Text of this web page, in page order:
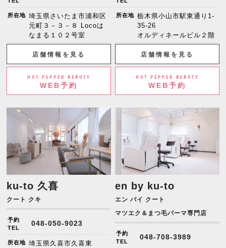
所在地 埼玉県さいたま市浦和区
元町３－３－８ Locoは
なまる１０２号室
店舗情報を見る
HOT PEPPER BEAUTY
WEB予約
所在地 栃木県小山市駅東通り1-
35-26
オルディネールビル２階
店舗情報を見る
HOT PEPPER BEAUTY
WEB予約
ku-to 久喜
クート クキ
予約
TEL
048-050-9023
所在地 埼玉県久喜市久喜東
en by ku-to
エン バイ クート
マツエク＆まつ毛パーマ専門店
予約
TEL
048-708-3989